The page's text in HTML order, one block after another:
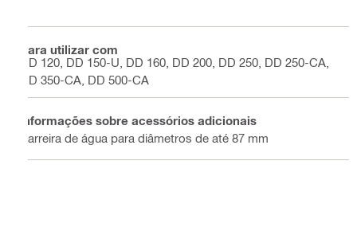
Para utilizar com
DD 120, DD 150-U, DD 160, DD 200, DD 250, DD 250-CA,
DD 350-CA, DD 500-CA
Informações sobre acessórios adicionais
Barreira de água para diâmetros de até 87 mm